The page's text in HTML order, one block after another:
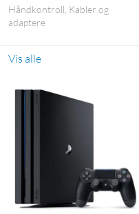
Håndkontroll Kabler og
adaptere
Vis alle